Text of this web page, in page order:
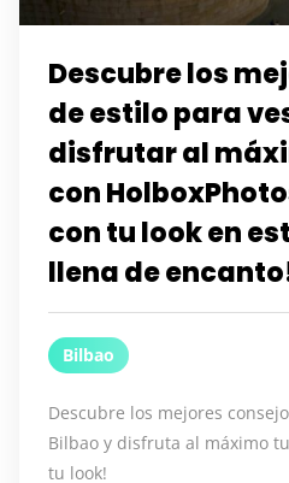
Descubre los
de estilo para
disfrutar al
con
con tu look en
llena de
Bilbao
Descubre los mejores
Bilbao y disfruta al máximo
tu look!